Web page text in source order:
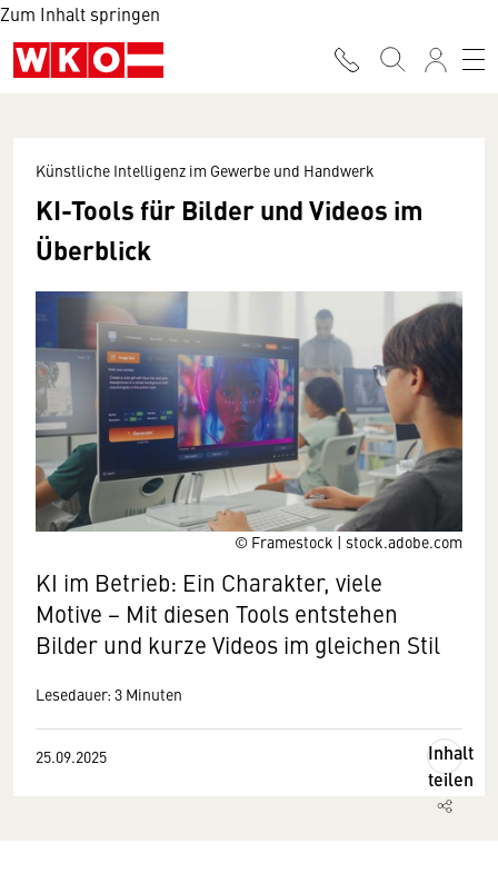
Zum Inhalt springen
© Framestock | stock.adobe.com
Künstliche Intelligenz im Gewerbe und Handwerk
KI-Tools für Bilder und Videos im
Überblick
KI im Betrieb: Ein Charakter, viele
Motive − Mit diesen Tools entstehen
Bilder und kurze Videos im gleichen Stil
Lesedauer: 3 Minuten
25.09.2025
Inhalt
teilen